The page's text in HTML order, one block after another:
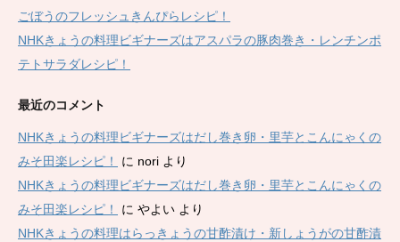
ごぼうのフレッシュきんぴらレシピ！
NHKきょうの料理ビギナーズはアスパラの豚肉巻き・レンチンポ
テトサラダレシピ！
最近のコメント
NHKきょうの料理ビギナーズはだし巻き卵・里芋とこんにゃくの
みそ田楽レシピ！
に nori より
NHKきょうの料理ビギナーズはだし巻き卵・里芋とこんにゃくの
みそ田楽レシピ！
に やよい より
NHKきょうの料理はらっきょうの甘酢漬け・新しょうがの甘酢漬